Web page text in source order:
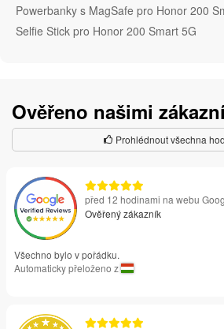
Powerbanky s MagSafe pro Honor 200
Selfie Stick pro Honor 200 Smart 5G
Ověřeno našimi
Prohlédnout všechna
před 12 hodinami na webu
Ověřený zákazník
Všechno bylo v pořádku.
Automaticky přeloženo z